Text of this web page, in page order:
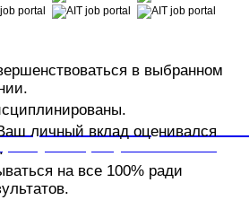
5 минут в свой
открытую вакансию.
в выбранном
личный вклад оценивался
на все 100% ради